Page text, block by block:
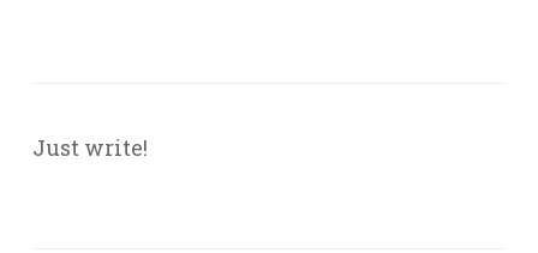
Just write!